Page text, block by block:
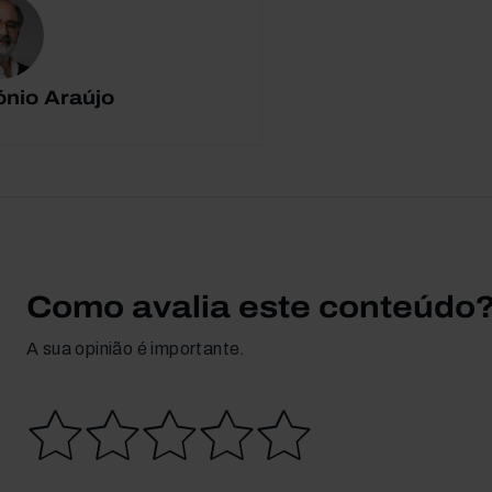
Araújo
Como avalia este
A sua opinião é importante.